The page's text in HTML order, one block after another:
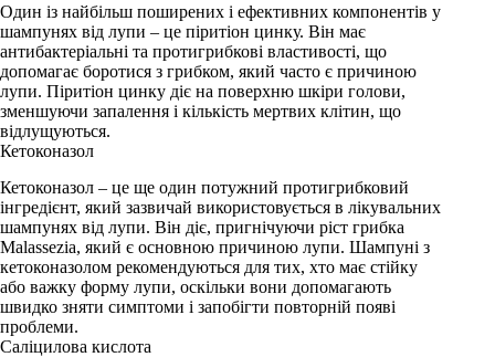
Один із найбільш поширених і ефективних компонентів у
шампунях від лупи – це піритіон цинку. Він має
антибактеріальні та протигрибкові властивості, що
допомагає боротися з грибком, який часто є причиною
лупи. Піритіон цинку діє на поверхню шкіри голови,
зменшуючи запалення і кількість мертвих клітин, що
відлущуються.
Кетоконазол
Кетоконазол – це ще один потужний протигрибковий
інгредієнт, який зазвичай використовується в лікувальних
шампунях від лупи. Він діє, пригнічуючи ріст грибка
Malassezia, який є основною причиною лупи. Шампуні з
кетоконазолом рекомендуються для тих, хто має стійку
або важку форму лупи, оскільки вони допомагають
швидко зняти симптоми і запобігти повторній появі
проблеми.
Саліцилова кислота